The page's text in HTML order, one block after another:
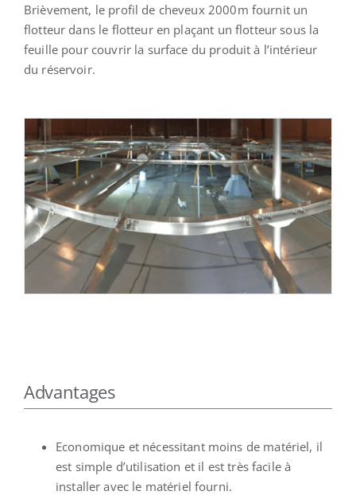
Brièvement, le profil de cheveux 2000m fournit un
flotteur dans le flotteur en plaçant un flotteur sous la
feuille pour couvrir la surface du produit à l’intérieur
du réservoir.
Advantages
Economique et nécessitant moins de matériel, il
est simple d’utilisation et il est très facile à
installer avec le matériel fourni.